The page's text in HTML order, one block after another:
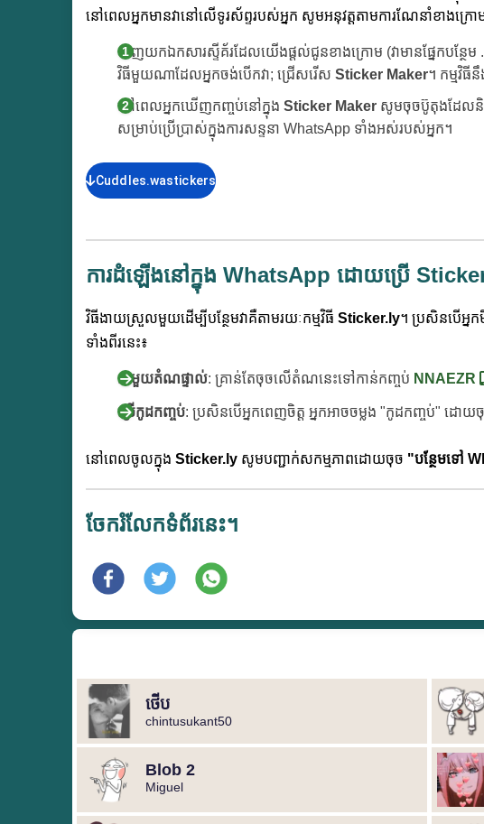
នៅពេលអ្នកមានវានៅលើទូរស័ព្ទរបស់អ្នក សូមអនុវត្តតាមការណែនាំខាងក្រោ
ទាញយកឯកសារស្ទីគ័រដែលយើងផ្តល់ជូនខាងក្រោម (វាមានផ្នែកបន្ថ
វិធីមួយណាដែលអ្នកចង់បើកវា; ជ្រើសរើស Sticker Maker។ កម្មវិធី
នៅពេលអ្នកឃើញកញ្ចប់នៅក្នុង Sticker Maker សូមចុចប៊ូតុងដែល
សម្រាប់ប្រើប្រាស់ក្នុងការសន្ទនា WhatsApp ទាំងអស់របស់អ្នក។
Cuddles.wastickers
ការដំឡើងនៅក្នុង WhatsApp ដោយប្រើ
វិធីងាយស្រួលមួយដើម្បីបន្ថែមវាគឺតាមរយៈកម្មវិធី Sticker.ly។ ប្រសិនបើអ្ន
ទាំងពីរនេះ៖
ជាមួយតំណផ្ទាល់: គ្រាន់តែចុចលើតំណនេះទៅកាន់កញ្ចប់ NNAEZR
ប្រើកូដកញ្ចប់: ប្រសិនបើអ្នកពេញចិត្ត អ្នកអាចចម្លង "កូដកញ្ចប់" ដោយ
នៅពេលចូលក្នុង Sticker.ly សូមបញ្ជាក់សកម្មភាពដោយចុច "បន្ថែមទៅ
ចែករំលែកទំព័រនេះ។
ថើប
chintusukant50
Blob 2
Miguel ️